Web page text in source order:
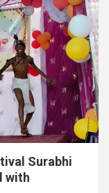
Surabhi
with